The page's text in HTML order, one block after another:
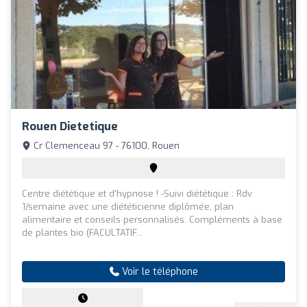
Rouen Dietetique
Cr Clemenceau 97 - 76100, Rouen
Centre diététique et d'hypnose ! -Suivi diététique : Rdv
1/semaine avec une diététicienne diplômée, plan
alimentaire et conseils personnalisés. Compléments à base
de plantes bio (FACULTATIF...
Voir le téléphone